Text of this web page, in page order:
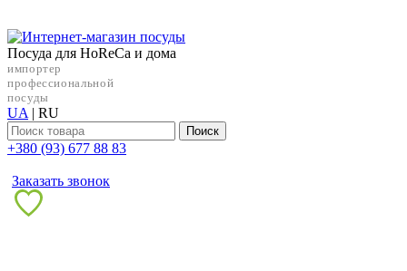
Посуда для HoReCa и дома
импортер
профессиональной
посуды
UA | RU
Поиск
+38‎0 (93) 677 88 83
Заказать звонок